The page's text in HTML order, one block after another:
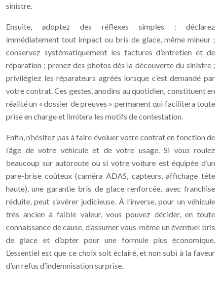
sinistre.
Ensuite, adoptez des réflexes simples : déclarez
immédiatement tout impact ou bris de glace, même mineur ;
conservez systématiquement les factures d’entretien et de
réparation ; prenez des photos dès la découverte du sinistre ;
privilégiez les réparateurs agréés lorsque c’est demandé par
votre contrat. Ces gestes, anodins au quotidien, constituent en
réalité un « dossier de preuves » permanent qui facilitera toute
prise en charge et limitera les motifs de contestation.
Enfin, n’hésitez pas à faire évoluer votre contrat en fonction de
l’âge de votre véhicule et de votre usage. Si vous roulez
beaucoup sur autoroute ou si votre voiture est équipée d’un
pare-brise coûteux (caméra ADAS, capteurs, affichage tête
haute), une garantie bris de glace renforcée, avec franchise
réduite, peut s’avérer judicieuse. À l’inverse, pour un véhicule
très ancien à faible valeur, vous pouvez décider, en toute
connaissance de cause, d’assumer vous-même un éventuel bris
de glace et d’opter pour une formule plus économique.
L’essentiel est que ce choix soit éclairé, et non subi à la faveur
d’un refus d’indemnisation surprise.